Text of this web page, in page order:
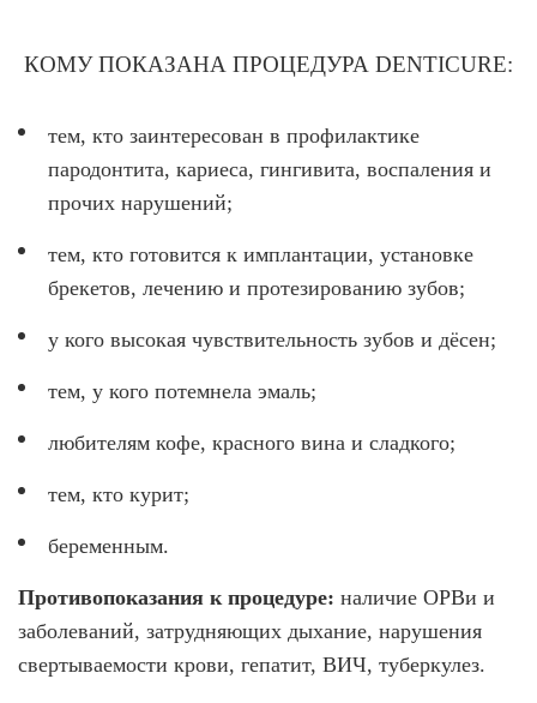
КОМУ ПОКАЗАНА ПРОЦЕДУРА DENTICURE:
тем, кто заинтересован в профилактике
пародонтита, кариеса, гингивита, воспаления и
прочих нарушений;
тем, кто готовится к имплантации, установке
брекетов, лечению и протезированию зубов;
у кого высокая чувствительность зубов и дёсен;
тем, у кого потемнела эмаль;
любителям кофе, красного вина и сладкого;
тем, кто курит;
беременным.
Противопоказания к процедуре: наличие ОРВи и
заболеваний, затрудняющих дыхание, нарушения
свертываемости крови, гепатит, ВИЧ, туберкулез.